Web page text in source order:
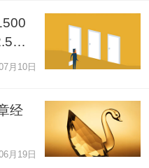
亿
月10日
经
月19日